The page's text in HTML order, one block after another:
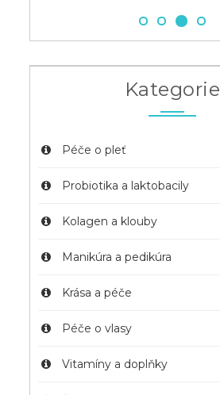
Kategorie
Péče o pleť
Probiotika a laktobacily
Kolagen a klouby
Manikúra a pedikúra
Krása a péče
Péče o vlasy
Vitamíny a doplňky